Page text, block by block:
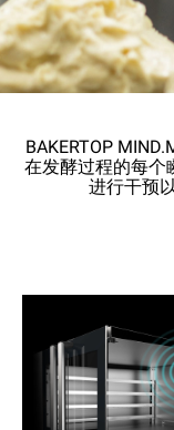
BAKERTOP
在发酵过程的每个
进行干预